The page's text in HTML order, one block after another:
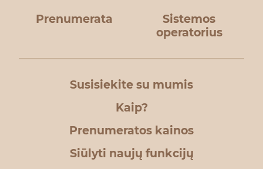
Prenumerata
Sistemos
operatorius
Susisiekite su mumis
Kaip?
Prenumeratos kainos
Siūlyti naujų funkcijų